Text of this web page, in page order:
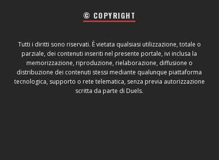
© COPYRIGHT
Tutti i diritti sono riservati. È vietata qualsiasi utilizzazione, totale o
parziale, dei contenuti inseriti nel presente portale, ivi inclusa la
memorizzazione, riproduzione, rielaborazione, diffusione o
distribuzione dei contenuti stessi mediante qualunque piattaforma
tecnologica, supporto o rete telematica, senza previa autorizzazione
scritta da parte di Duels.